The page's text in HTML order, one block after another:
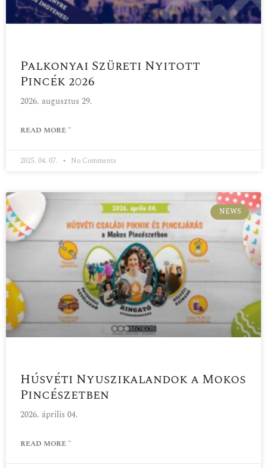
Palkonyai Szüreti Nyitott
Pincék 2026
2026. augusztus 29.
READ MORE "
2025. 04. 07. No Comments
NEWS
Húsvéti Nyuszikalandok a Mokos
Pincészetben
2026. április 04.
READ MORE "